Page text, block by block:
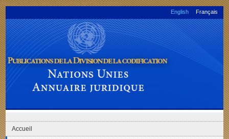
Passer à la navigation principaleAller au contenu
English
Français
Publications de la Division de la codification: Nations Unies Annuaire
juridique
Accueil